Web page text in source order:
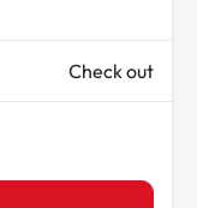
Check out